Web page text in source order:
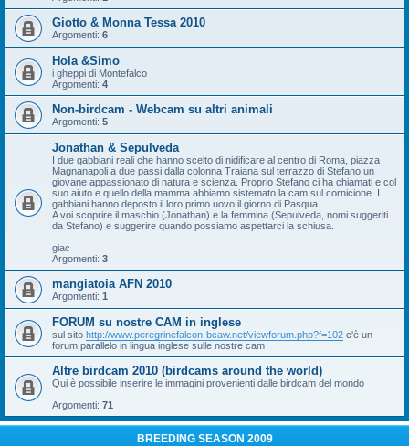
Giotto & Monna Tessa 2010
Argomenti: 6
Hola &Simo
i gheppi di Montefalco
Argomenti: 4
Non-birdcam - Webcam su altri animali
Argomenti: 5
Jonathan & Sepulveda
I due gabbiani reali che hanno scelto di nidificare al centro di Roma, piazza
Magnanapoli a due passi dalla colonna Traiana sul terrazzo di Stefano un
giovane appassionato di natura e scienza. Proprio Stefano ci ha chiamati e col
suo aiuto e quello della mamma abbiamo sistemato la cam sul cornicione. I
gabbiani hanno deposto il loro primo uovo il giorno di Pasqua.
A voi scoprire il maschio (Jonathan) e la femmina (Sepulveda, nomi suggeriti
da Stefano) e suggerire quando possiamo aspettarci la schiusa.
giac
Argomenti: 3
mangiatoia AFN 2010
Argomenti: 1
FORUM su nostre CAM in inglese
sul sito http://www.peregrinefalcon-bcaw.net/viewforum.php?f=102 c'è un
forum parallelo in lingua inglese sulle nostre cam
Altre birdcam 2010 (birdcams around the world)
Qui è possibile inserire le immagini provenienti dalle birdcam del mondo
Argomenti: 71
BREEDING SEASON 2009